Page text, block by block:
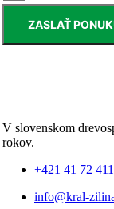
ZASLAŤ
V slovenskom
rokov.
+421 41 72
info@kral-